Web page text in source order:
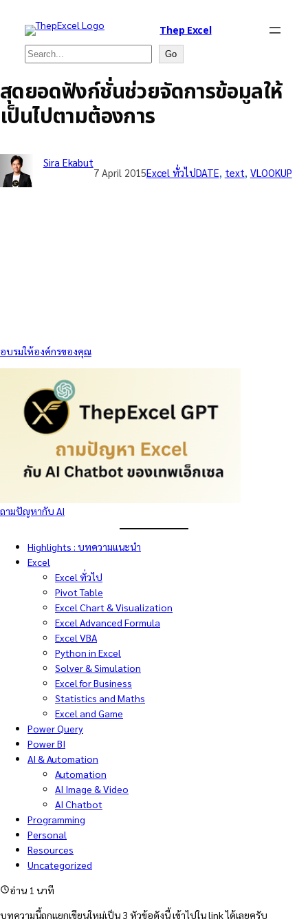
Thep Excel
Search Go
สุดยอดฟังก์ชั่นช่วยจัดการข้อมูลให้
เป็นไปตามต้องการ
Sira Ekabut
7 April 2015Excel ทั่วไปDATE text VLOOKUP
อบรมให้องค์กรของคุณ
ถามปัญหากับ AI
Highlights : บทความแนะนำ
Excel
Excel ทั่วไป
Pivot Table
Excel Chart & Visualization
Excel Advanced Formula
Excel VBA
Python in Excel
Solver & Simulation
Excel for Business
Statistics and Maths
Excel and Game
Power Query
Power BI
AI & Automation
Automation
AI Image & Video
AI Chatbot
Programming
Personal
Resources
Uncategorized
อ่าน 1 นาที
บทความนี้ถูกแยกเขียนใหม่เป็น 3 หัวข้อดังนี้ เข้าไปใน link ได้เลยครับ